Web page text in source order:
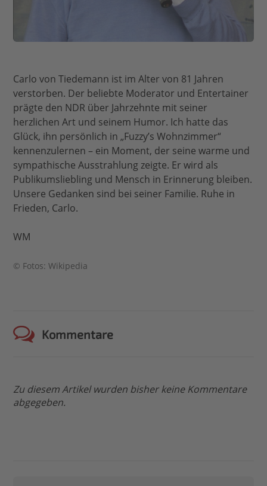
Carlo von Tiedemann ist im Alter von 81 Jahren
verstorben. Der beliebte Moderator und Entertainer
prägte den NDR über Jahrzehnte mit seiner
herzlichen Art und seinem Humor. Ich hatte das
Glück, ihn persönlich in „Fuzzy’s Wohnzimmer“
kennenzulernen – ein Moment, der seine warme und
sympathische Ausstrahlung zeigte. Er wird als
Publikumsliebling und Mensch in Erinnerung bleiben.
Unsere Gedanken sind bei seiner Familie. Ruhe in
Frieden, Carlo.
WM
© Fotos: Wikipedia
Kommentare
Zu diesem Artikel wurden bisher keine Kommentare
abgegeben.